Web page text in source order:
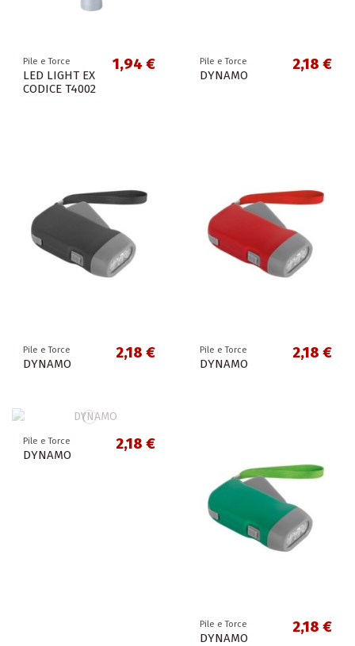
Pile e Torce
LED LIGHT EX
CODICE T4002
1,94 € Pile e Torce
DYNAMO
2,18 €
Pile e Torce
DYNAMO
2,18 € Pile e Torce
DYNAMO
2,18 €
Pile e Torce
DYNAMO
2,18 €
Pile e Torce
DYNAMO
2,18 €